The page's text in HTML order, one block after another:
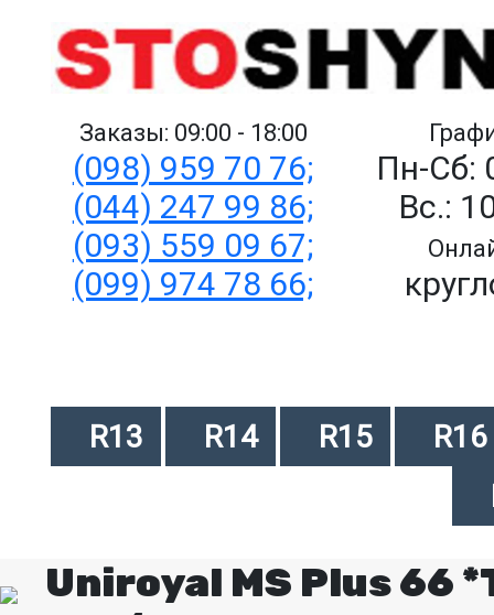
Заказы: 09:00 - 18:00
(098) 959 70 76;
(044) 247 99 86;
(093) 559 09 67;
(099) 974 78 66;
Пн-Сб:
Вс.:
R13 R14 R15
R16
Uniroyal MS Plus 66